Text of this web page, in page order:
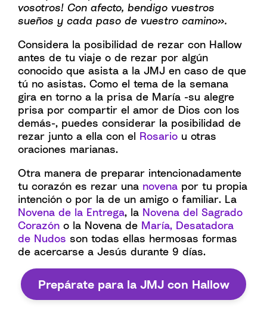
vosotros! Con afecto, bendigo vuestros
sueños y cada paso de vuestro camino».
Considera la posibilidad de rezar con Hallow
antes de tu viaje o de rezar por algún
conocido que asista a la JMJ en caso de que
tú no asistas. Como el tema de la semana
gira en torno a la prisa de María -su alegre
prisa por compartir el amor de Dios con los
demás-, puedes considerar la posibilidad de
rezar junto a ella con el Rosario u otras
oraciones marianas.
Otra manera de preparar intencionadamente
tu corazón es rezar una novena por tu propia
intención o por la de un amigo o familiar. La
Novena de la Entrega, la Novena del Sagrado
Corazón o la Novena de María, Desatadora
de Nudos son todas ellas hermosas formas
de acercarse a Jesús durante 9 días.
Prepárate para la JMJ con Hallow